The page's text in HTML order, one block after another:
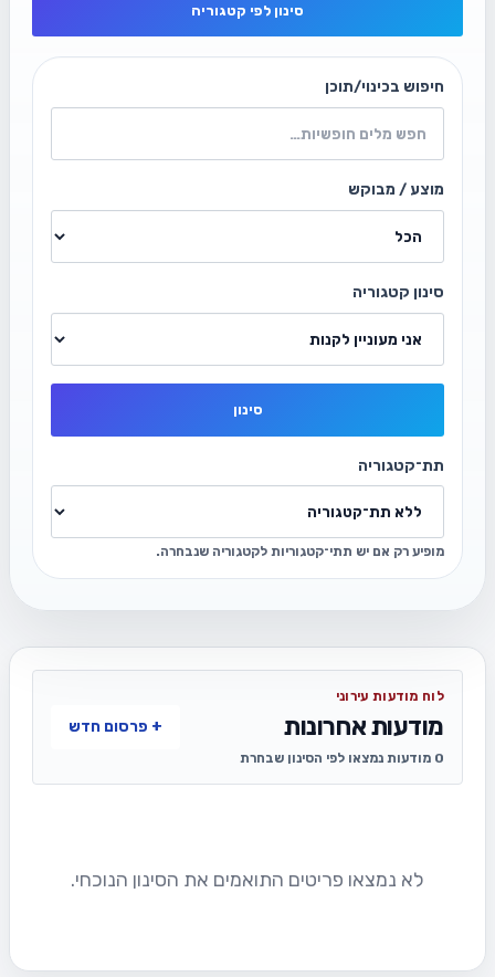
סינון לפי קטגוריה
חיפוש בכינוי/תוכן
מוצע / מבוקש
סינון קטגוריה
סינון
תת־קטגוריה
מופיע רק אם יש תתי־קטגוריות לקטגוריה שנבחרה.
לוח מודעות עירוני
מודעות אחרונות
0 מודעות נמצאו לפי הסינון שבחרת
+ פרסום חדש
לא נמצאו פריטים התואמים את הסינון הנוכחי.